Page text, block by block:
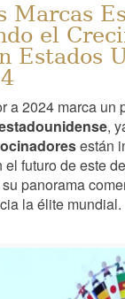
Marcas
el
Estados
a 2024 marca un
,
están
el futuro de este
panorama
la élite mundial.